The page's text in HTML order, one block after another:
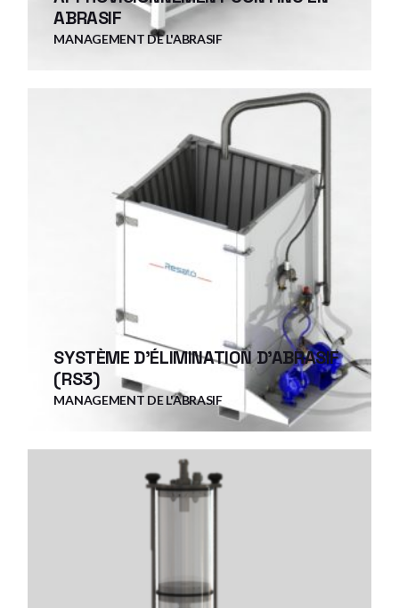
ABRASIF
MANAGEMENT DE L'ABRASIF
SYSTÈME D'ÉLIMINATION D'ABRASIF
(RS3)
MANAGEMENT DE L'ABRASIF